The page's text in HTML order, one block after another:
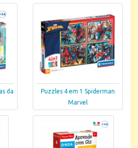
da
Puzzles 4 em 1 Spiderman
Marvel